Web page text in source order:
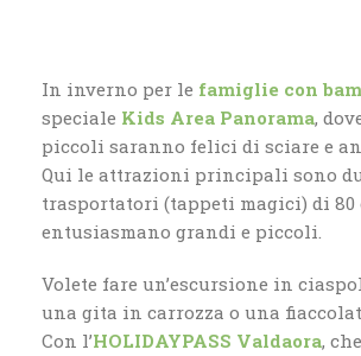
In inverno per le famiglie con
speciale Kids Area Panorama,
piccoli saranno felici di sciare e
Qui le attrazioni principali sono
trasportatori (tappeti magici) di 80
entusiasmano grandi e piccoli.
Volete fare un’escursione in
una gita in carrozza o una
Con l’HOLIDAYPASS Valdaora,